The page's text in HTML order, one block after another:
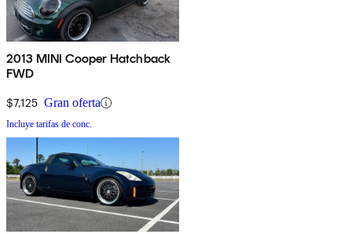
2013 MINI Cooper Hatchback
FWD
$7,125 Gran oferta
Incluye tarifas de conc.